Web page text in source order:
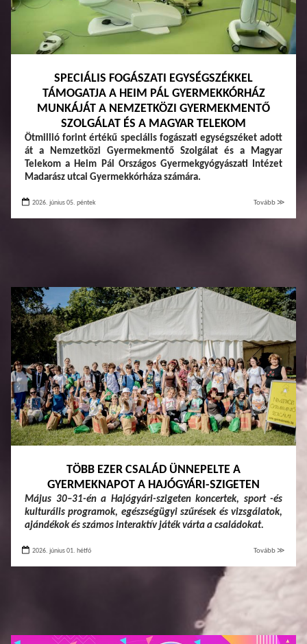
SPECIÁLIS FOGÁSZATI EGYSÉGSZÉKKEL
TÁMOGATJA A HEIM PÁL GYERMEKKÓRHÁZ
MUNKÁJÁT A NEMZETKÖZI GYERMEKMENTŐ
SZOLGÁLAT ÉS A MAGYAR TELEKOM
Ötmillió forint értékű speciális fogászati egységszéket adott
át a Nemzetközi Gyermekmentő Szolgálat és a Magyar
Telekom a Heim Pál Országos Gyermekgyógyászati Intézet
Madarász utcai Gyermekkórháza számára.
2026. június 05. péntek Tovább ≫
TÖBB EZER CSALÁD ÜNNEPELTE A
GYERMEKNAPOT A HAJÓGYÁRI-SZIGETEN
Május 30–31-én a Hajógyári-szigeten koncertek, sport -és
kulturális programok, egészségügyi szűrések és vizsgálatok,
ajándékok és számos interaktív játék várta a családokat.
2026. június 01. hétfő Tovább ≫